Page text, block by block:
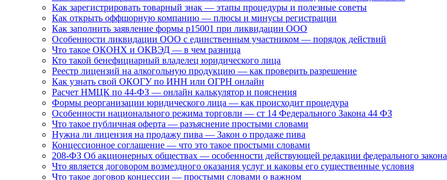
Как зарегистрировать товарный знак — этапы процедуры и полезные советы
Как открыть оффшорную компанию — плюсы и минусы регистрации
Как заполнить заявление формы р15001 при ликвидации ООО
Особенности ликвидации ООО с единственным участником — порядок действий
Что такое ОКОНХ и ОКВЭД — в чем разница
Кто такой бенефициарный владелец юридического лица
Реестр лицензий на алкогольную продукцию — как проверить разрешение
Как узнать свой ОКОГУ по ИНН или ОГРН онлайн
Расчет НМЦК по 44-ФЗ — онлайн калькулятор и пояснения
Формы реорганизации юридического лица — как происходит процедура
Особенности национального режима торговли — ст 14 Федерального Закона 44 ФЗ
Что такое публичная оферта — разъяснение простыми словами
Нужна ли лицензия на продажу пива — Закон о продаже пива
Концессионное соглашение — что это такое простыми словами
208-ФЗ Об акционерных обществах — особенности действующей редакции федерального закона
Что является договором возмездного оказания услуг и каковы его существенные условия
Что такое договор концессии — простыми словами о важном